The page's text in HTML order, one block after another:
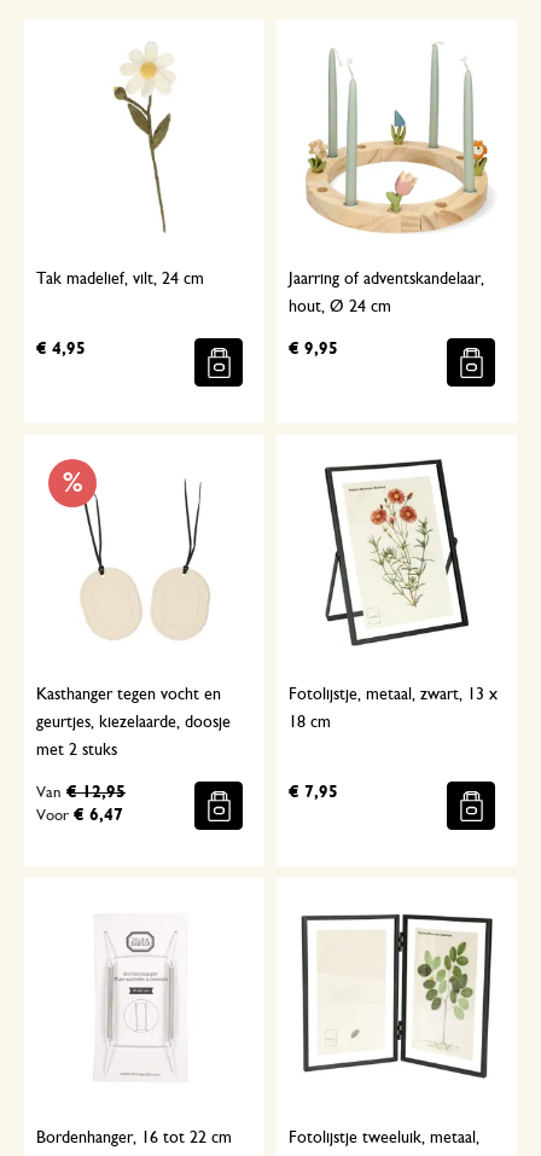
Tak madelief, vilt, 24 cm
€ 4,95
Jaarring of adventskandelaar,
hout, Ø 24 cm
€ 9,95
%
Kasthanger tegen vocht en
geurtjes, kiezelaarde, doosje
met 2 stuks
Voor € 6,47
Van € 12,95
Fotolijstje, metaal, zwart, 13 x
18 cm
€ 7,95
Bordenhanger, 16 tot 22 cm Fotolijstje tweeluik, metaal,